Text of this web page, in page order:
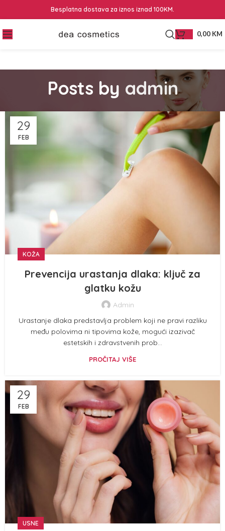
Besplatna dostava za iznos iznad 100KM.
0,00 KM
Posts by admin
29
FEB
KOŽA
Prevencija urastanja dlaka: ključ za
glatku kožu
Admin
Urastanje dlaka predstavlja problem koji ne pravi razliku
među polovima ni tipovima kože, mogući izazivač
estetskih i zdravstvenih prob...
PROČITAJ VIŠE
29
FEB
USNE